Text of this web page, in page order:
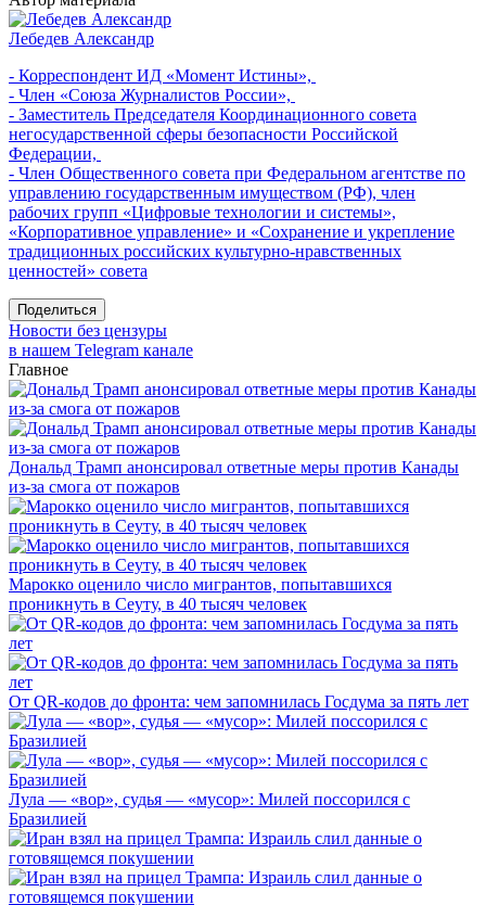
Лебедев Александр
- Корреспондент ИД «Момент Истины»,
- Член «Союза Журналистов России»,
- Заместитель Председателя Координационного совета
негосударственной сферы безопасности Российской
Федерации,
- Член Общественного совета при Федеральном агентстве по
управлению государственным имуществом (РФ), член
рабочих групп «Цифровые технологии и системы»,
«Корпоративное управление» и «Сохранение и укрепление
традиционных российских культурно-нравственных
ценностей» совета
Поделиться
Новости без цензуры
в нашем Telegram канале
Главное
Дональд Трамп анонсировал ответные меры против Канады
из-за смога от пожаров
Марокко оценило число мигрантов, попытавшихся
проникнуть в Сеуту, в 40 тысяч человек
От QR-кодов до фронта: чем запомнилась Госдума за пять лет
Лула — «вор», судья — «мусор»: Милей поссорился с
Бразилией